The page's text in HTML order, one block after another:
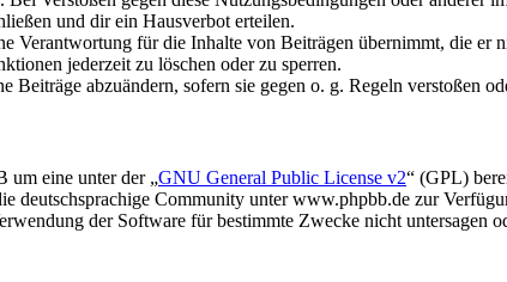
und dir ein Hausverbot erteilen.
Verantwortung für die Inhalte von Beiträgen übernimmt, die er
jederzeit zu löschen oder zu sperren.
Beiträge abzuändern, sofern sie gegen o. g. Regeln verstoßen
um eine unter der „GNU General Public License v2“ (GPL)
deutschsprachige Community unter www.phpbb.de zur
der Software für bestimmte Zwecke nicht untersagen